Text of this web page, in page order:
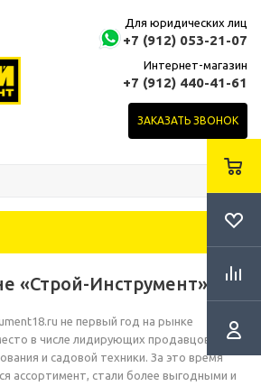
Для юридических лиц
+7 (912) 053-21-07
Интернет-магазин
+7 (912) 440-41-61
ЗАКАЗАТЬ ЗВОНОК
«Строй-Инструмент»
не первый год на рынке
в числе лидирующих продавцов
и садовой техники. За это время
ассортимент, стали более выгодными и